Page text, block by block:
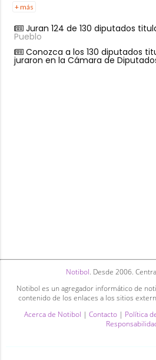
+ más
Juran 124 de 130 diputados
Pueblo
Conozca a los 130 diputados
juraron en la Cámara de
Notibol. Desde 2006.
Notibol es un agregador informático de
contenido de los enlaces a los sitios
Acerca de Notibol | Contacto| Política